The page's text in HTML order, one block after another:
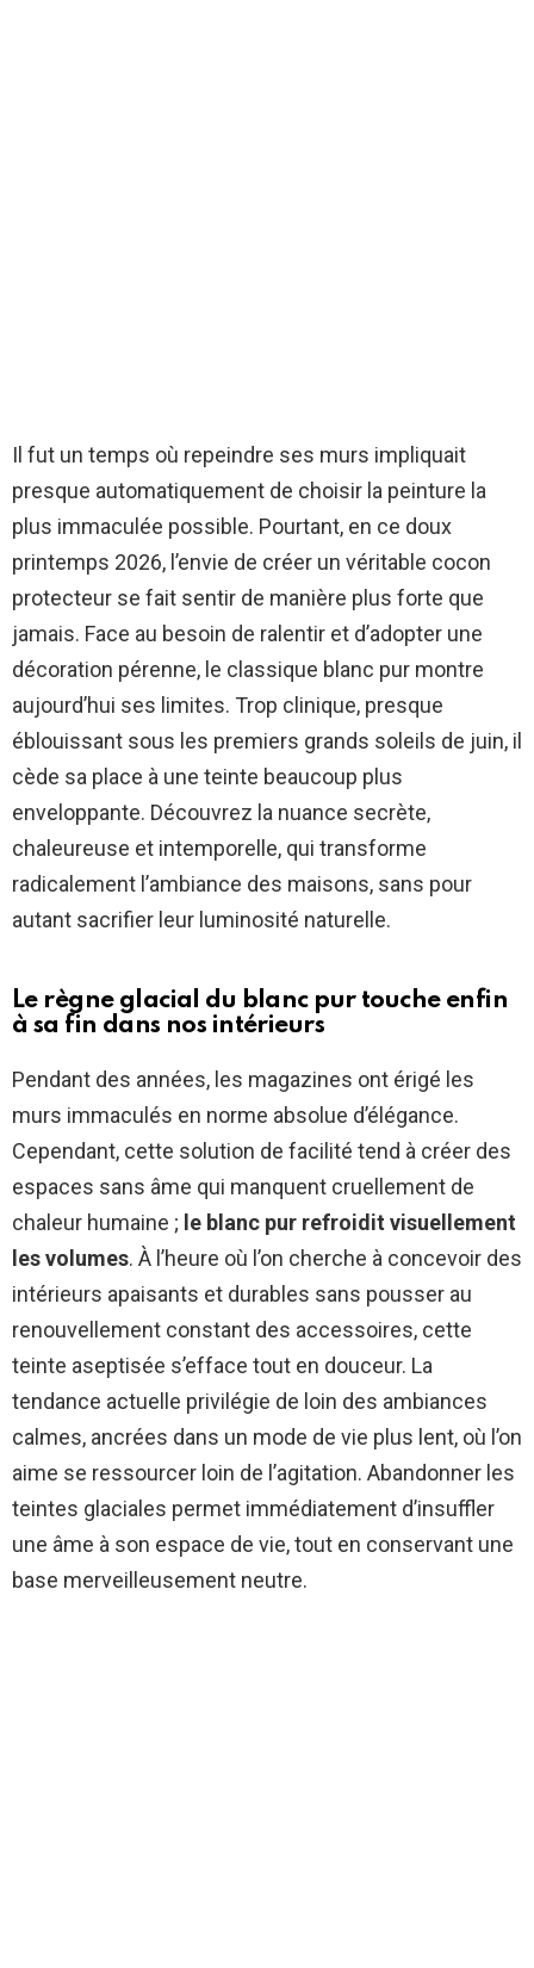
Il fut un temps où repeindre ses murs impliquait
presque automatiquement de choisir la peinture la
plus immaculée possible. Pourtant, en ce doux
printemps 2026, l’envie de créer un véritable cocon
protecteur se fait sentir de manière plus forte que
jamais. Face au besoin de ralentir et d’adopter une
décoration pérenne, le classique blanc pur montre
aujourd’hui ses limites. Trop clinique, presque
éblouissant sous les premiers grands soleils de juin, il
cède sa place à une teinte beaucoup plus
enveloppante. Découvrez la nuance secrète,
chaleureuse et intemporelle, qui transforme
radicalement l’ambiance des maisons, sans pour
autant sacrifier leur luminosité naturelle.
Le règne glacial du blanc pur touche enfin
à sa fin dans nos intérieurs
Pendant des années, les magazines ont érigé les
murs immaculés en norme absolue d’élégance.
Cependant, cette solution de facilité tend à créer des
espaces sans âme qui manquent cruellement de
chaleur humaine ; le blanc pur refroidit visuellement
les volumes. À l’heure où l’on cherche à concevoir des
intérieurs apaisants et durables sans pousser au
renouvellement constant des accessoires, cette
teinte aseptisée s’efface tout en douceur. La
tendance actuelle privilégie de loin des ambiances
calmes, ancrées dans un mode de vie plus lent, où l’on
aime se ressourcer loin de l’agitation. Abandonner les
teintes glaciales permet immédiatement d’insuffler
une âme à son espace de vie, tout en conservant une
base merveilleusement neutre.